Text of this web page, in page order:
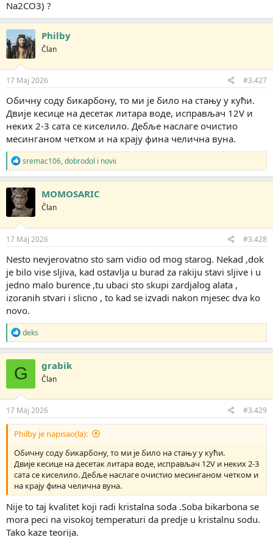
Мали козметички третман електролизом.
Након третмана се указаше жиг и серијски број.
И завршни корак, да се ушминка са мало дрвета.
Na2CO3) ?
Philby
Član
17 Maj 2026 #3.427
Обичну соду бикарбону, то ми је било на стању у кући.
Двије кесице на десетак литара воде, исправљач 12V и
неких 2-3 сата се киселило. Дебље наслаге очистио
месинганом четком и на крају фина челична вуна.
R
e
a
g
o
v
a
n
j
:
sremac106,dobrodol i novii
MOMOSARIC
Član
17 Maj 2026 #3.428
Nesto nevjerovatno sto sam vidio od mog starog. Nekad ,dok
je bilo vise sljiva, kad ostavlja u burad za rakiju stavi sljive i u
jedno malo burence ,tu ubaci sto skupi zardjalog alata ,
izoranih stvari i slicno , to kad se izvadi nakon mjesec dva ko
novo.
R
e
a
g
o
v
a
n
j
deks
G grabik
Član
17 Maj 2026 #3.429
Philby je napisao(la):
Обичну соду бикарбону, то ми је било на стању у кући.
Двије кесице на десетак литара воде, исправљач 12V и неких 2-3
сата се киселило. Дебље наслаге очистио месинганом четком и
на крају фина челична вуна.
Nije to taj kvalitet koji radi kristalna soda .Soba bikarbona se
mora peci na visokoj temperaturi da predje u kristalnu sodu.
Tako kaze teorija.